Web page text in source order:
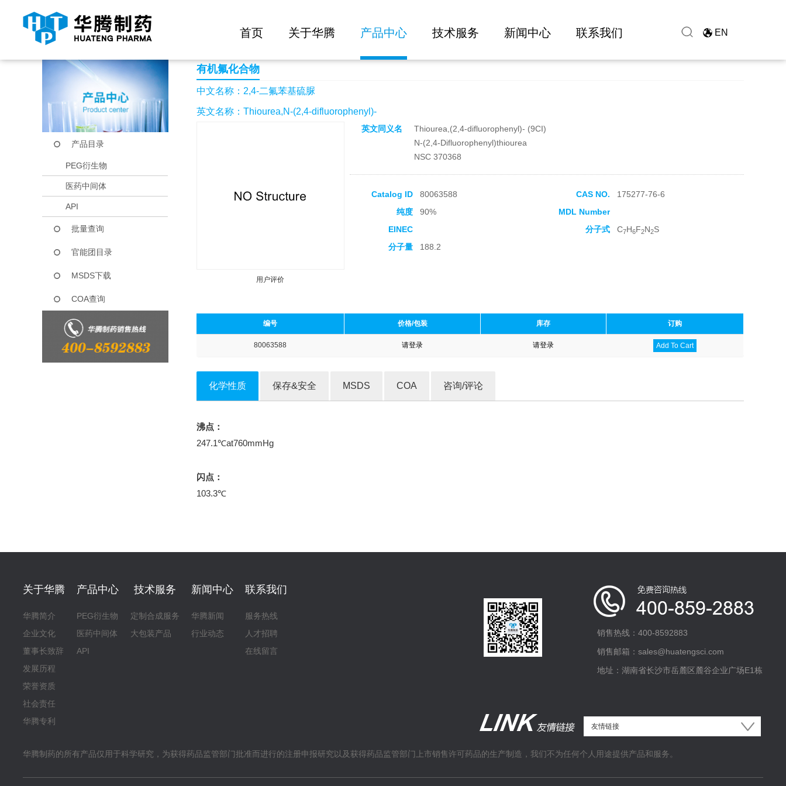
首页 关于华腾 产品中心 技术服务 新闻中心 联系我们 EN
当前位置： 首页 产品中心 2,4-二氟苯基硫脲
产品目录
PEG衍生物
医药中间体
API
批量查询
官能团目录
MSDS下载
COA查询
有机氟化合物
中文名称：2,4-二氟苯基硫脲
英文名称：Thiourea,N-(2,4-difluorophenyl)-
用户评价
英文同义名
Thiourea,(2,4-difluorophenyl)- (9CI)
N-(2,4-Difluorophenyl)thiourea
NSC 370368
Catalog ID 80063588 CAS NO.
175277-76-6
纯度
90%
MDL Number
EINEC
分子式 C7H6F2N2S
分子量
188.2
编号 价格/包装 库存 订购
80063588 请登录 请登录 Add To Cart
化学性质 保存&安全 MSDS COA 咨询/评论
沸点：
247.1℃at760mmHg
闪点：
103.3℃
关于华腾
华腾简介
企业文化
董事长致辞
发展历程
荣誉资质
社会责任
华腾专利
产品中心
PEG衍生物
医药中间体
API
技术服务
定制合成服务
大包装产品
新闻中心
华腾新闻
行业动态
联系我们
服务热线
人才招聘
在线留言
销售热线：400-8592883
销售邮箱：sales@huatengsci.com
地址：湖南省长沙市岳麓区麓谷企业广场E1栋
华腾制药的所有产品仅用于科学研究，为获得药品监管部门批准而进行的注册申报研究以及获得药品监管部门上市销售许可药品的生产制造，我们不为任何个人用途提供产品和服务。